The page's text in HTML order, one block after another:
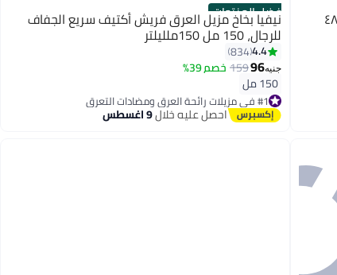
فيشي بيوتي ديو مزيل العرق للنساء يدوم لـ ٤٨ أفضل المنتجات
نيفيا بخاخ مزيل العرق فريش أكتيف سريع الجفاف
للرجال، 150 مل 150ملليلتر
4.4
834
جنيه96
159خصم 39%
150 مل
#1 في مزيلات رائحة العرق ومضادات التعرق
توصيل مجاني
بتخلّص بسرعة
احصل عليه خلال9 اغسطس